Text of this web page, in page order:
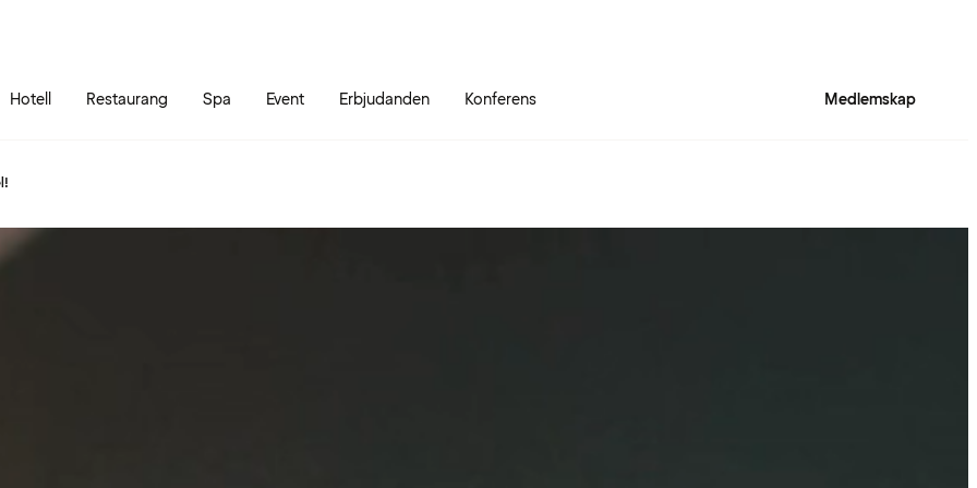
Hotell Restaurang Spa Event Erbjudanden Konferens Medlemskap